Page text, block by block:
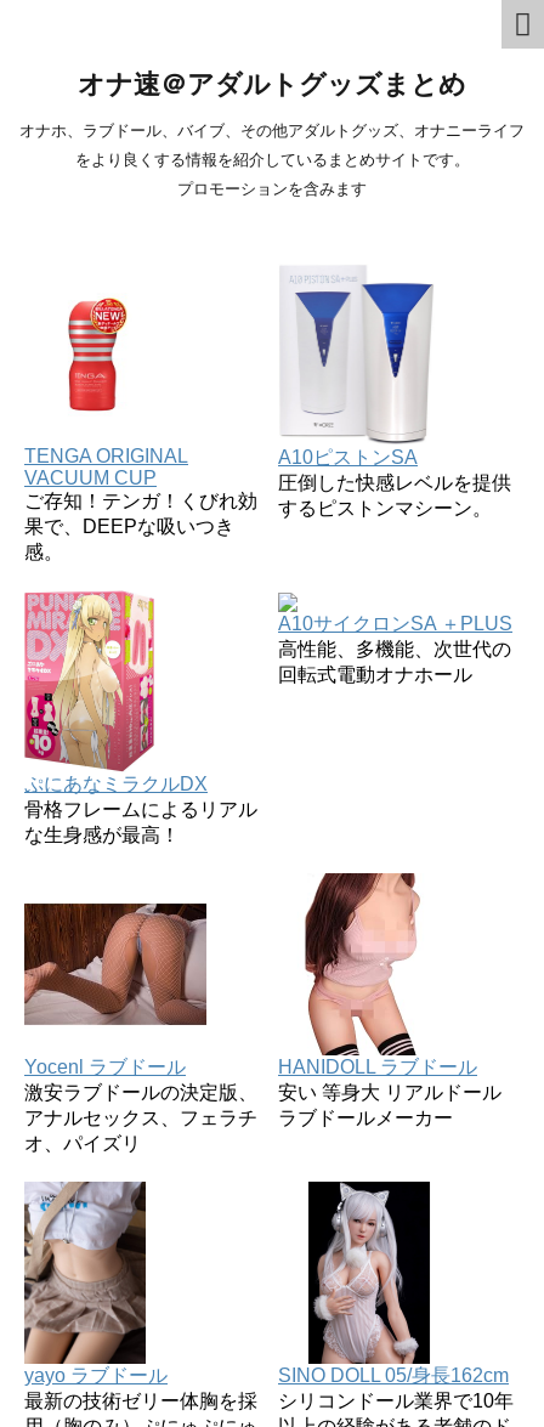
オナ速＠アダルトグッズまとめ
オナホ、ラブドール、バイブ、その他アダルトグッズ、オナニーライフ
をより良くする情報を紹介しているまとめサイトです。
プロモーションを含みます
TENGA ORIGINAL
VACUUM CUP
ご存知！テンガ！くびれ効
果で、DEEPな吸いつき
感。
A10ピストンSA
圧倒した快感レベルを提供
するピストンマシーン。
ぷにあなミラクルDX
骨格フレームによるリアル
な生身感が最高！
A10サイクロンSA ＋PLUS
高性能、多機能、次世代の
回転式電動オナホール
Yocenl ラブドール
激安ラブドールの決定版、
アナルセックス、フェラチ
オ、パイズリ
HANIDOLL ラブドール
安い 等身大 リアルドール
ラブドールメーカー
yayo ラブドール
最新の技術ゼリー体胸を採
SINO DOLL 05/身長162cm
シリコンドール業界で10年